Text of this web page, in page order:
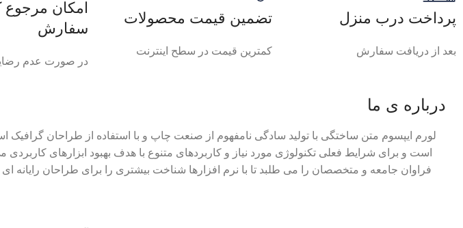
پرداخت درب منزل
بعد از دریافت سفارش
تضمین قیمت محصولات
کمترین قیمت در سطح اینترنت
امکان مرجوع
سفارش
در صورت عدم
درباره ی ما
لورم ایپسوم متن ساختگی با تولید سادگی نامفهوم از صنعت چاپ و با استفاده از طراحان
است و برای شرایط فعلی تکنولوژی مورد نیاز و کاربردهای متنوع با هدف بهبود ابزارهای
فراوان جامعه و متخصصان را می طلبد تا با نرم افزارها شناخت بیشتری را برای طراحان